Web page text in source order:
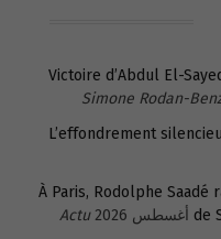
Victoire d’Abdul El-
Simone Rodan-
L’effondrement
À Paris, Rodolphe
de
Actu